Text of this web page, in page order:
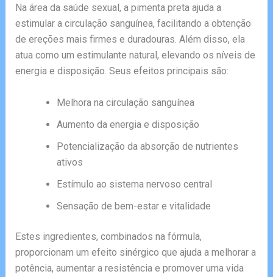
Na área da saúde sexual, a pimenta preta ajuda a
estimular a circulação sanguínea, facilitando a obtenção
de ereções mais firmes e duradouras. Além disso, ela
atua como um estimulante natural, elevando os níveis de
energia e disposição. Seus efeitos principais são:
Melhora na circulação sanguínea
Aumento da energia e disposição
Potencialização da absorção de nutrientes
ativos
Estímulo ao sistema nervoso central
Sensação de bem-estar e vitalidade
Estes ingredientes, combinados na fórmula,
proporcionam um efeito sinérgico que ajuda a melhorar a
potência, aumentar a resistência e promover uma vida